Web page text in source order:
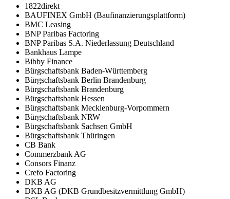
1822direkt
BAUFINEX GmbH (Baufinanzierungsplattform)
BMC Leasing
BNP Paribas Factoring
BNP Paribas S.A. Niederlassung Deutschland
Bankhaus Lampe
Bibby Finance
Bürgschaftsbank Baden-Württemberg
Bürgschaftsbank Berlin Brandenburg
Bürgschaftsbank Brandenburg
Bürgschaftsbank Hessen
Bürgschaftsbank Mecklenburg-Vorpommern
Bürgschaftsbank NRW
Bürgschaftsbank Sachsen GmbH
Bürgschaftsbank Thüringen
CB Bank
Commerzbank AG
Consors Finanz
Crefo Factoring
DKB AG
DKB AG (DKB Grundbesitzvermittlung GmbH)